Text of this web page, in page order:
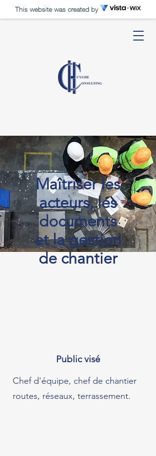
This website was created by
Maîtriser les
acteurs, les
documents
et la gestion
de chantier
Public visé
Chef d'équipe, chef de chantier
routes, réseaux, terrassement.